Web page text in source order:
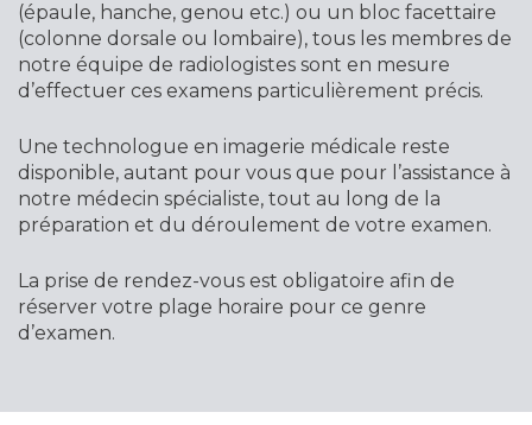
(épaule, hanche, genou etc.) ou un bloc facettaire
(colonne dorsale ou lombaire), tous les membres de
notre équipe de radiologistes sont en mesure
d’effectuer ces examens particulièrement précis.
Une technologue en imagerie médicale reste
disponible, autant pour vous que pour l’assistance à
notre médecin spécialiste, tout au long de la
préparation et du déroulement de votre examen.
La prise de rendez-vous est obligatoire afin de
réserver votre plage horaire pour ce genre
d’examen.